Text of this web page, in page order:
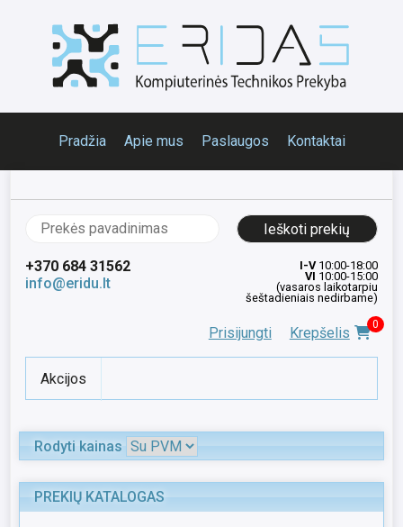
Pradžia Apie mus Paslaugos Kontaktai
Ieškoti:
+370 684 31562
info@eridu.lt
I-V10:00-18:00
VI 10:00-15:00
(vasaros laikotarpiu
šeštadieniais nedirbame)
Prisijungti Krepšelis 0
Akcijos
Rodyti kainas
PREKIŲ KATALOGAS